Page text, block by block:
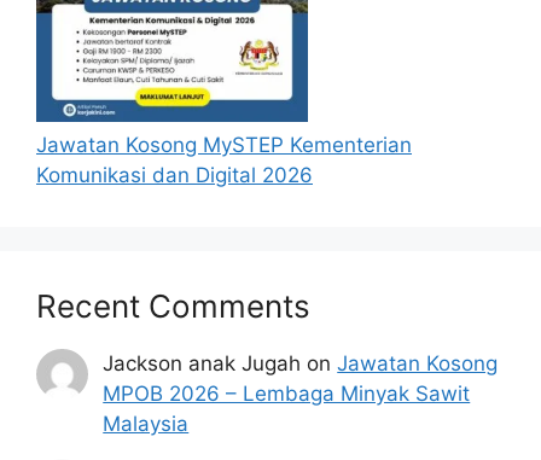
Penafian: Pihak kami bukan dari mana-
mana agensi Kerajaan terlibat. Maklumat
yang terdapat dalam portal
adalah sahih dan diolah dari sumber rasmi
kerajaan dan sumber yang dipercayai
untuk memudahkan proses permohonan.
Jawatan Kosong MySTEP Kementerian
Komunikasi dan Digital 2026
Recent Comments
Jackson anak Jugah onJawatan Kosong
MPOB 2026 – Lembaga Minyak Sawit
Malaysia